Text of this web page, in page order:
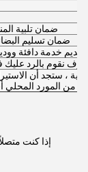
1. ضمان تلبية
2. ضمان تسليم